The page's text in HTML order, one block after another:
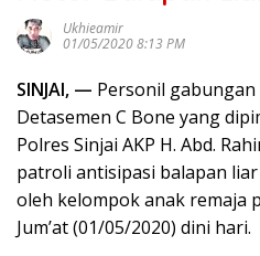
Ukhieamir
01/05/2020 8:13 PM
SINJAI, — Personil
Detasemen C Bone yang
Polres Sinjai AKP H. Abd.
patroli antisipasi balapan
oleh kelompok anak remaja
Jum’at (01/05/2020) dini hari.